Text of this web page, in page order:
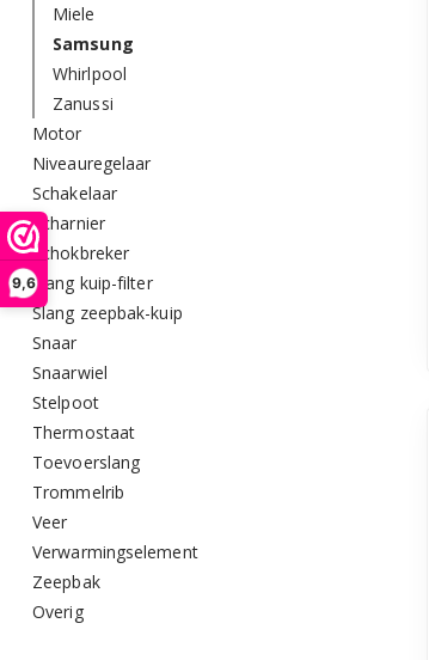
9,6
Miele
Samsung
Whirlpool
Zanussi
Motor
Niveauregelaar
Schakelaar
Scharnier
Schokbreker
Slang kuip-filter
Slang zeepbak-kuip
Snaar
Snaarwiel
Stelpoot
Thermostaat
Toevoerslang
Trommelrib
Veer
Verwarmingselement
Zeepbak
Overig